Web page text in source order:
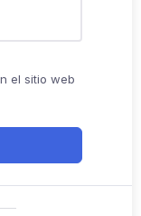
el sitio web